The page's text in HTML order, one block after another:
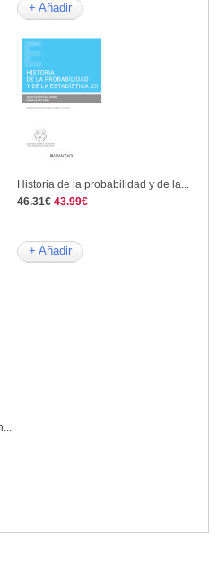
+ Añadir
Historia de la probabilidad y de la...
46.31€ 43.99€
+ Añadir